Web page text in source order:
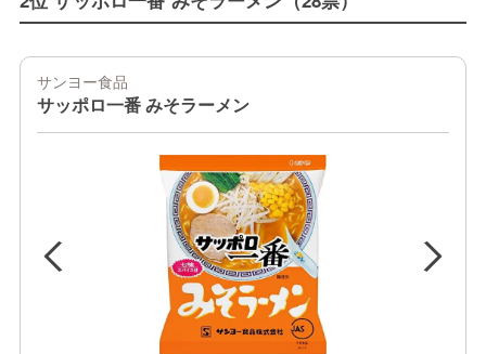
サンヨー食品
サッポロ一番 みそラーメン